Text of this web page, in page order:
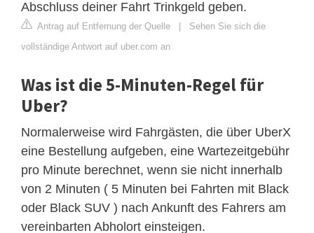
Abschluss deiner Fahrt Trinkgeld geben.
Antrag auf Entfernung der Quelle | Sehen Sie sich die
vollständige Antwort auf uber.com an
Was ist die 5-Minuten-Regel für
Uber?
Normalerweise wird Fahrgästen, die über UberX
eine Bestellung aufgeben, eine Wartezeitgebühr
pro Minute berechnet, wenn sie nicht innerhalb
von 2 Minuten ( 5 Minuten bei Fahrten mit Black
oder Black SUV ) nach Ankunft des Fahrers am
vereinbarten Abholort einsteigen.